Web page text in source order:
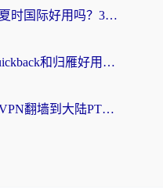
海外党必看：斧牛和夏时国际好用吗？3步选对回国加速器，无缝刷国内资源
海外党踩坑指南：Quickback和归雁好用吗？选对加速器才能无缝刷国内资源
海外党必看：如何用VPN翻墙到大陆PTT？一篇解决你所有回国加速痛点